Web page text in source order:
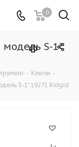
0
S-1"
- Ключи -
S-1" 19271 Ridgid